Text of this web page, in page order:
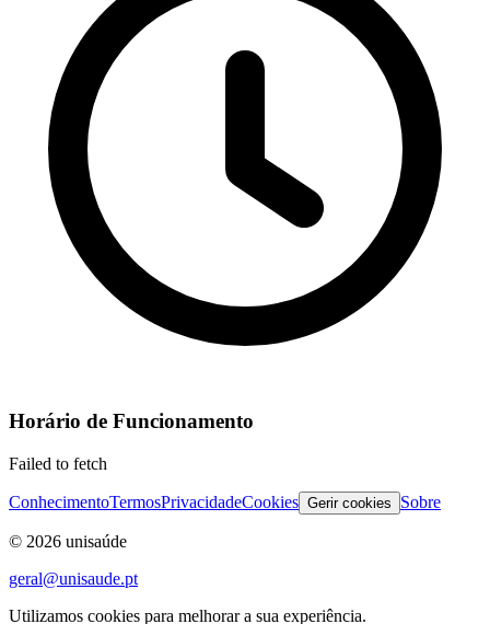
Horário de Funcionamento
Failed to fetch
ConhecimentoTermosPrivacidadeCookies Gerir cookies Sobre
© 2026 unisaúde
geral@unisaude.pt
Utilizamos cookies para melhorar a sua experiência.